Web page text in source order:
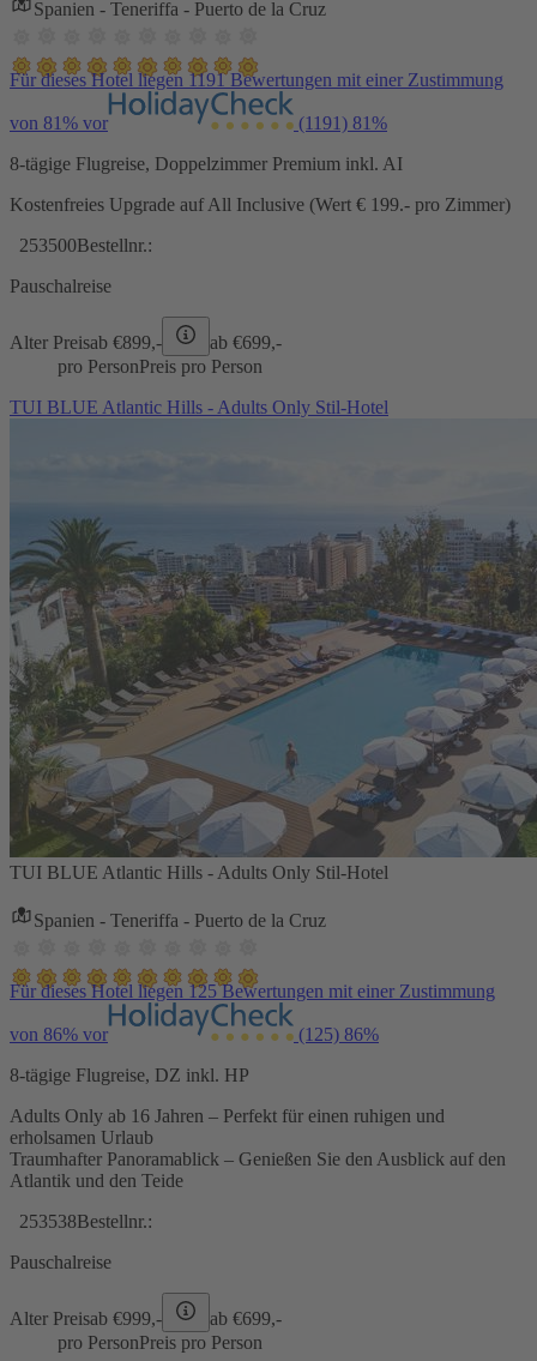
Spanien - Teneriffa - Puerto de la Cruz
Für dieses Hotel liegen 1191 Bewertungen mit einer Zustimmung
von 81% vor (1191) 81%
8-tägige Flugreise, Doppelzimmer Premium inkl. AI
Kostenfreies Upgrade auf All Inclusive (Wert € 199.- pro Zimmer)
253500Bestellnr.:
Pauschalreise
Alter Preisab €899,- ab €699,-
pro PersonPreis pro Person
TUI BLUE Atlantic Hills - Adults Only Stil-Hotel
TUI BLUE Atlantic Hills - Adults Only Stil-Hotel
Spanien - Teneriffa - Puerto de la Cruz
Für dieses Hotel liegen 125 Bewertungen mit einer Zustimmung
von 86% vor (125) 86%
8-tägige Flugreise, DZ inkl. HP
Adults Only ab 16 Jahren – Perfekt für einen ruhigen und
erholsamen Urlaub
Traumhafter Panoramablick – Genießen Sie den Ausblick auf den
Atlantik und den Teide
253538Bestellnr.:
Pauschalreise
Alter Preisab €999,- ab €699,-
pro PersonPreis pro Person